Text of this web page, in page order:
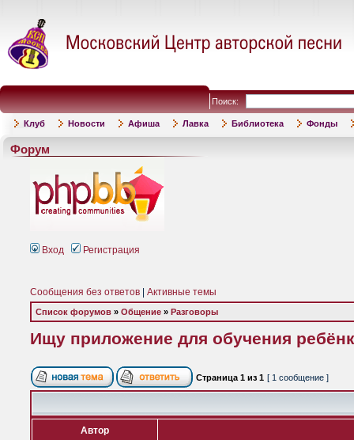
Поиск:
Клуб Новости Афиша Лавка Библиотека Фонды
Форум
Вход Регистрация
Сообщения без ответов Активные темы
Список форумов » Общение » Разговоры
Ищу приложение для обучения
Страница 1 из 1 [ 1 сообщение ]
Автор